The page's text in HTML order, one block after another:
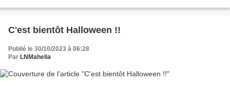
C'est bientôt Halloween !!
Publié le 30/10/2023 à 06:28
Par LNMahelia